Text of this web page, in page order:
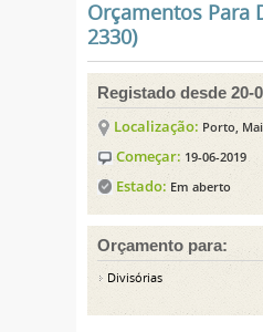
Orçamentos Para
2330)
Registado desde 20-
Localização: Porto,
Começar: 19-06-2019
Estado: Em aberto
Orçamento para:
Divisórias